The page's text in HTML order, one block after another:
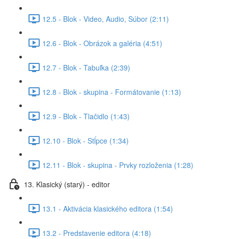
12.5 - Blok - Video, Audio, Súbor (2:11)
12.6 - Blok - Obrázok a galéria (4:51)
12.7 - Blok - Tabuľka (2:39)
12.8 - Blok - skupina - Formátovanie (1:13)
12.9 - Blok - Tlačidlo (1:43)
12.10 - Blok - Stĺpce (1:34)
12.11 - Blok - skupina - Prvky rozloženia (1:28)
13. Klasický (starý) - editor
13.1 - Aktivácia klasického editora (1:54)
13.2 - Predstavenie editora (4:18)